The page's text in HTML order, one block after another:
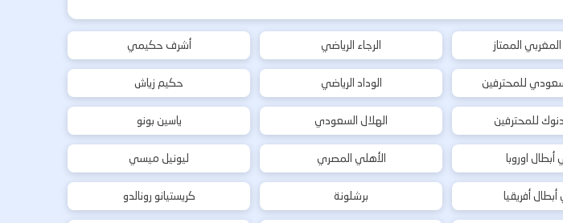
الممتاز
للمحترفين
للمحترفين
اوروبا
أفريقيا
الرجاء الرياضي
الوداد الرياضي
الهلال السعودي
الأهلي المصري
برشلونة
أشرف حكيمي
حكيم زياش
ياسين بونو
ليونيل ميسي
كريستيانو رونالدو